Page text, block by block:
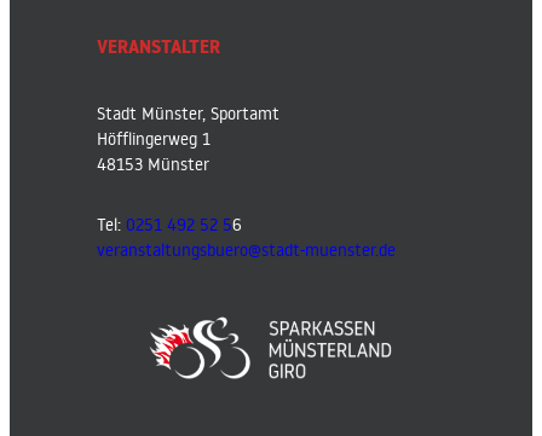
VERANSTALTER
Stadt Münster, Sportamt
Höfflingerweg 1
48153 Münster
Tel: 0251 492 52 56
veranstaltungsbuero@stadt-muenster.de